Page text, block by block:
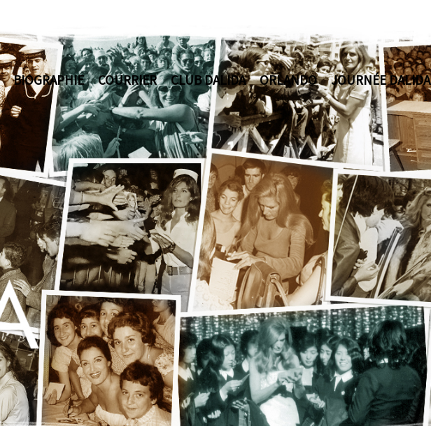
BIOGRAPHIE COURRIER CLUB DALIDA ORLANDO JOURNÉE DALIDA